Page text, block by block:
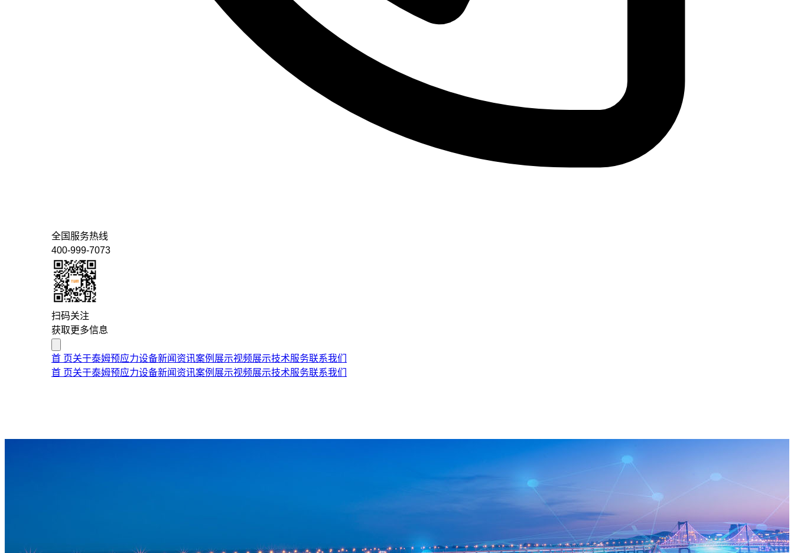
全国服务热线
400-999-7073
扫码关注
获取更多信息
首 页关于泰姆预应力设备新闻资讯案例展示视频展示技术服务联系我们
首 页关于泰姆预应力设备新闻资讯案例展示视频展示技术服务联系我们